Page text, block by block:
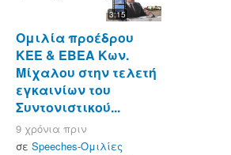
3:15
Ομιλία προέδρου
ΚΕΕ & ΕΒΕΑ Κων.
Μίχαλου στην τελετή
εγκαινίων του
Συντονιστικού...
9 χρόνια πριν
σε Speeches-Ομιλίες